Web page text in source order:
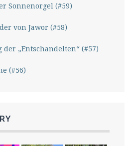
Sonnenorgel (#59)
von Jawor (#58)
„Entschandelten“ (#57)
(#56)